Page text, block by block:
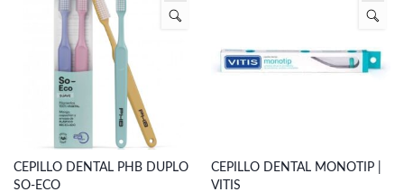
CEPILLO DENTAL PHB DUPLO
SO-ECO
CEPILLO DENTAL MONOTIP |
VITIS